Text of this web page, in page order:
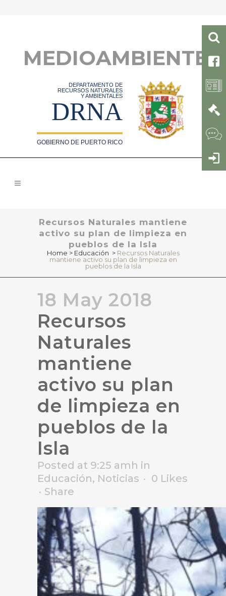
MEDIOAMBIENTE
DEPARTAMENTO DE
RECURSOS NATURALES
Y AMBIENTALES
DRNA
GOBIERNO DE PUERTO RICO
Recursos Naturales mantiene
activo su plan de limpieza en
pueblos de la Isla
Home > Educación > Recursos Naturales
mantiene activo su plan de limpieza en
pueblos de la Isla
18 May 2018
Recursos
Naturales
mantiene
activo su plan
de limpieza en
pueblos de la
Isla
Posted at 9:25 amh in
Educación, Noticias 0 Likes
Share